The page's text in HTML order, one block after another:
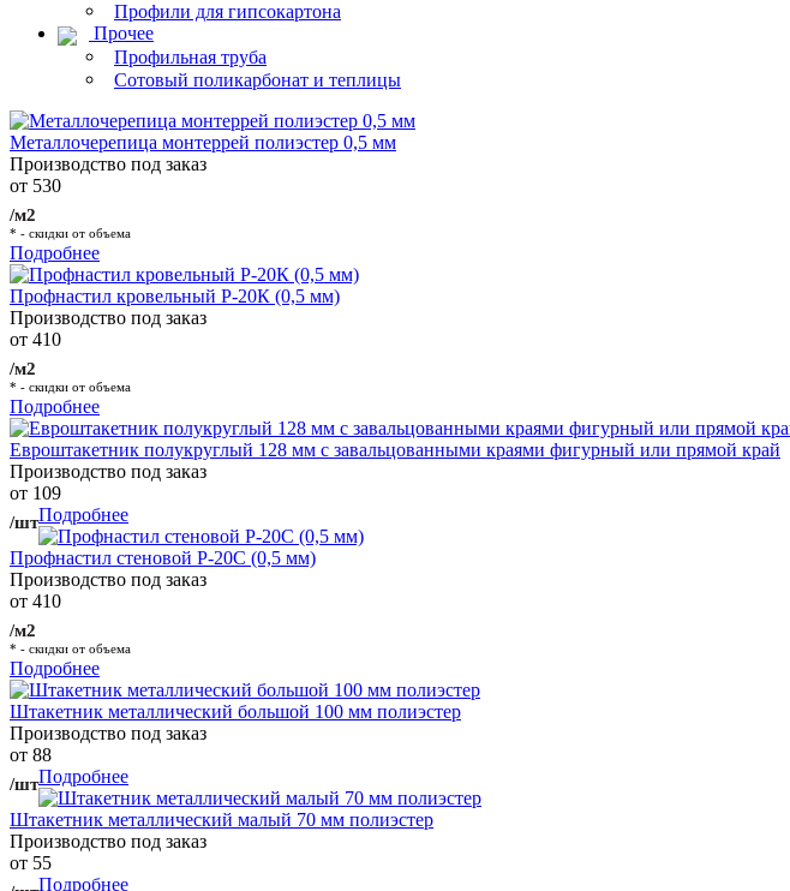
Профили для гипсокартона
Прочее
Профильная труба
Сотовый поликарбонат и теплицы
Металлочерепица монтеррей полиэстер 0,5 мм
Производство под заказ
от 530
/м2
* - скидки от объема
Подробнее
Профнастил кровельный Р-20К (0,5 мм)
Производство под заказ
от 410
/м2
* - скидки от объема
Подробнее
Евроштакетник полукруглый 128 мм с завальцованными краями фигурный или прямой край
Производство под заказ
от 109
/штПодробнее
Профнастил стеновой Р-20С (0,5 мм)
Производство под заказ
от 410
/м2
* - скидки от объема
Подробнее
Штакетник металлический большой 100 мм полиэстер
Производство под заказ
от 88
/штПодробнее
Штакетник металлический малый 70 мм полиэстер
Производство под заказ
от 55
Подробнее